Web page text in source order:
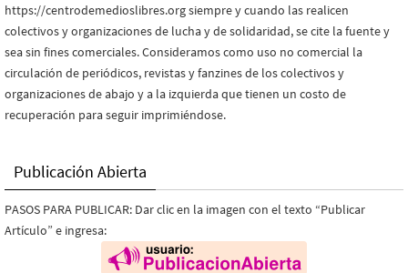
https://centrodemedioslibres.org siempre y cuando las realicen
colectivos y organizaciones de lucha y de solidaridad, se cite la fuente y
sea sin fines comerciales. Consideramos como uso no comercial la
circulación de periódicos, revistas y fanzines de los colectivos y
organizaciones de abajo y a la izquierda que tienen un costo de
recuperación para seguir imprimiéndose.
Publicación Abierta
PASOS PARA PUBLICAR: Dar clic en la imagen con el texto “Publicar
Artículo” e ingresa: